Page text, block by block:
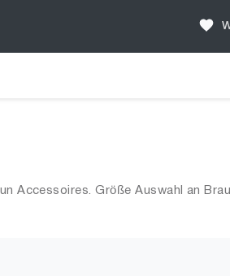
Accessoires. Größe Auswahl an